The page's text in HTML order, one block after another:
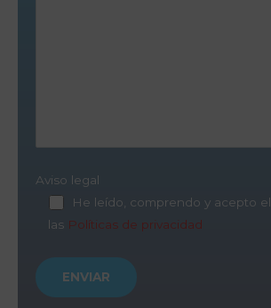
Aviso legal
He leído, comprendo y acepto el
las Políticas de privacidad